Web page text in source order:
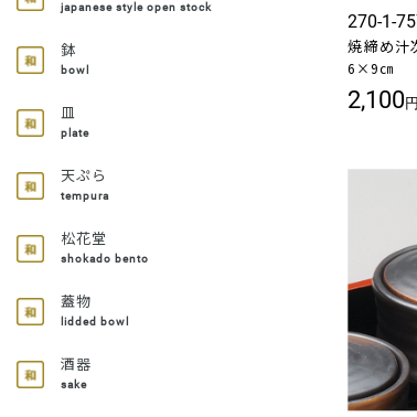
japanese style open stock
鉢
bowl
皿
plate
天ぷら
tempura
松花堂
shokado bento
蓋物
lidded bowl
酒器
sake
270-1-
焼締め汁
6×9㎝
2,100円